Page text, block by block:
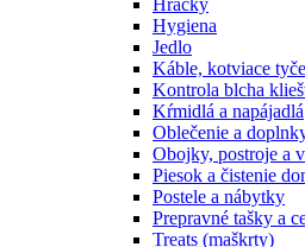
Hygiena
Jedlo
Káble, kotviace
Kontrola blcha
Kŕmidlá a napájadlá
Oblečenie a
Obojky, postroje a
Piesok a čistenie
Postele a nábytky
Prepravné tašky a
Treats (maškrty)